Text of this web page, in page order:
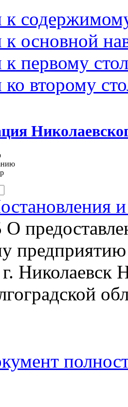
к
к основной
первому
второму
О
предприятию
Николаевск